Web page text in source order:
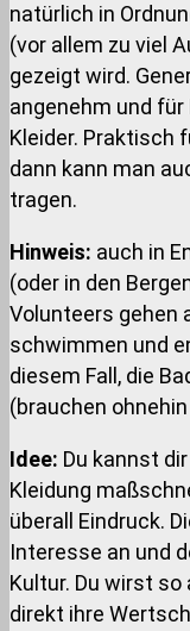
natürlich in
(vor allem zu viel
gezeigt wird.
angenehm und
Kleider. Praktisch
dann kann man
tragen.
Hinweis: auch in
(oder in den
Volunteers gehen
schwimmen und
diesem Fall, die
(brauchen
Idee: Du kannst
Kleidung
überall Eindruck.
Interesse an und
Kultur. Du wirst
direkt ihre